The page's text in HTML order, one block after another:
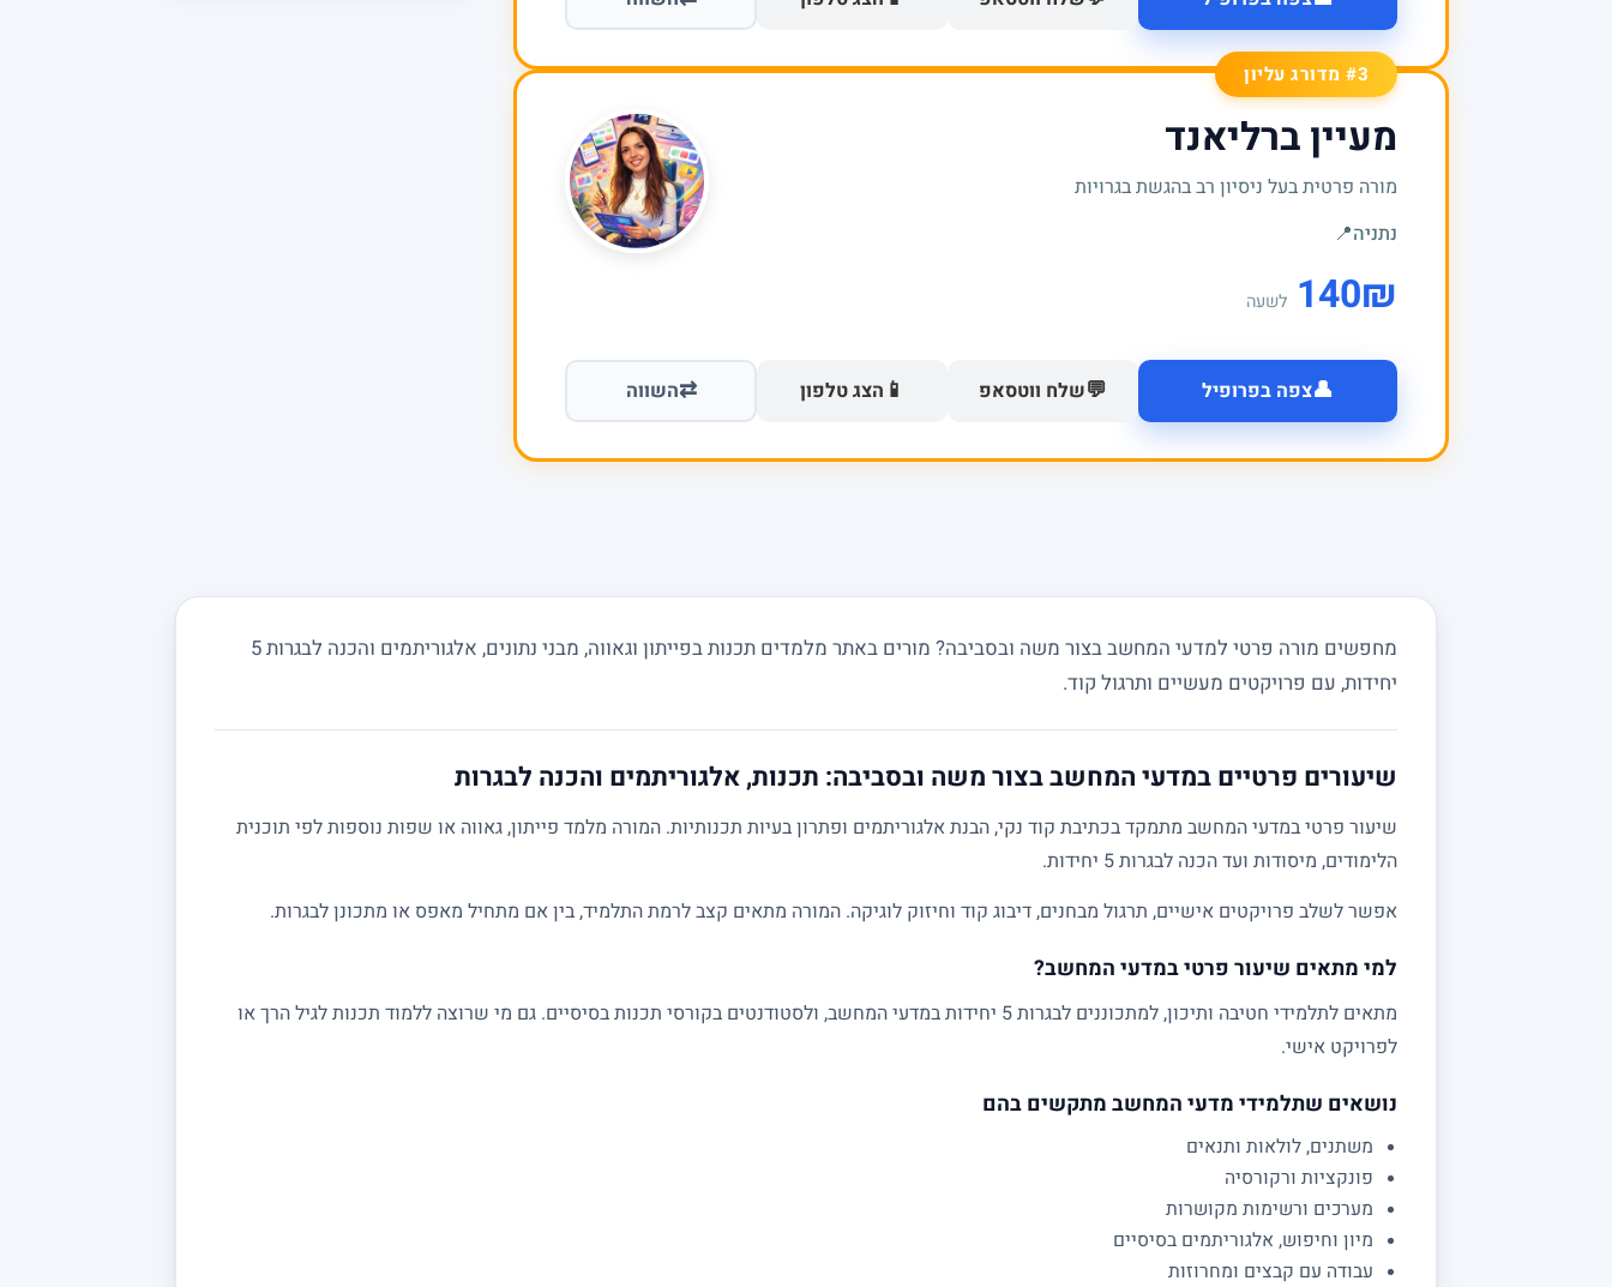
#3 מדורג עליון
מעיין ברליאנד
מורה פרטית בעל ניסיון רב בהגשת בגרויות
נתניה📍
₪
140 לשעה
👤צפה בפרופיל 💬שלח ווטסאפ 📱 הצג טלפון ⇄השווה
מחפשים מורה פרטי למדעי המחשב בצור משה ובסביבה? מורים באתר מלמדים תכנות בפייתון וגאווה, מבני נתונים, אלגוריתמים והכנה לבגרות 5
יחידות, עם פרויקטים מעשיים ותרגול קוד.
שיעורים פרטיים במדעי המחשב בצור משה ובסביבה: תכנות, אלגוריתמים והכנה לבגרות
שיעור פרטי במדעי המחשב מתמקד בכתיבת קוד נקי, הבנת אלגוריתמים ופתרון בעיות תכנותיות. המורה מלמד פייתון, גאווה או שפות נוספות לפי תוכנית
הלימודים, מיסודות ועד הכנה לבגרות 5 יחידות.
אפשר לשלב פרויקטים אישיים, תרגול מבחנים, דיבוג קוד וחיזוק לוגיקה. המורה מתאים קצב לרמת התלמיד, בין אם מתחיל מאפס או מתכונן לבגרות.
למי מתאים שיעור פרטי במדעי המחשב?
מתאים לתלמידי חטיבה ותיכון, למתכוננים לבגרות 5 יחידות במדעי המחשב, ולסטודנטים בקורסי תכנות בסיסיים. גם מי שרוצה ללמוד תכנות לגיל הרך או
לפרויקט אישי.
נושאים שתלמידי מדעי המחשב מתקשים בהם
משתנים, לולאות ותנאים
פונקציות ורקורסיה
מערכים ורשימות מקושרות
מיון וחיפוש, אלגוריתמים בסיסיים
עבודה עם קבצים ומחרוזות